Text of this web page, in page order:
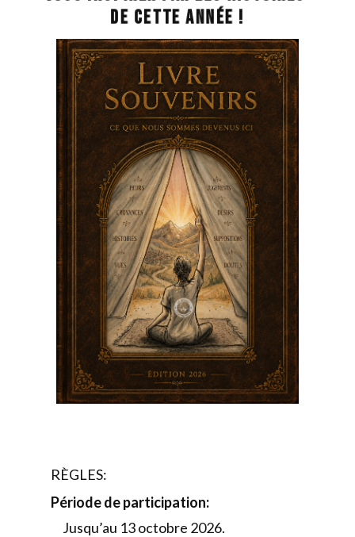
de cette année !
RÈGLES:
Période de participation:
Jusqu’au 13 octobre 2026.